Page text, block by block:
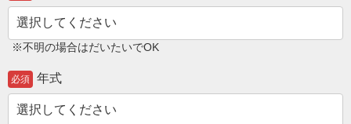
※不明の場合はだいたいでOK
必須 年式